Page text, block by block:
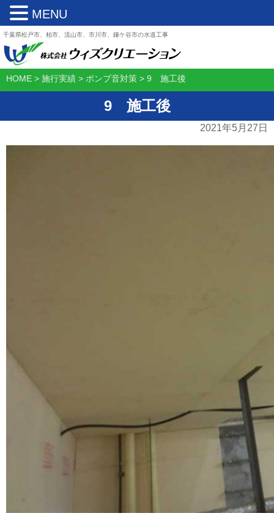
千葉県松戸市、柏市、流山市、市川市、鎌ケ谷市の水道工事
HOME > 施行実績 > ポンプ音対策 > 9 施工後
9 施工後
2021年5月27日
MENU